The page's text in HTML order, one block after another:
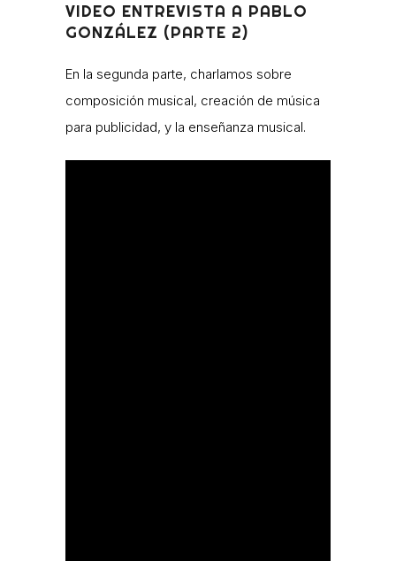
VIDEO ENTREVISTA A PABLO
GONZÁLEZ (PARTE 2)
En la segunda parte, charlamos sobre
composición musical, creación de música
para publicidad, y la enseñanza musical.